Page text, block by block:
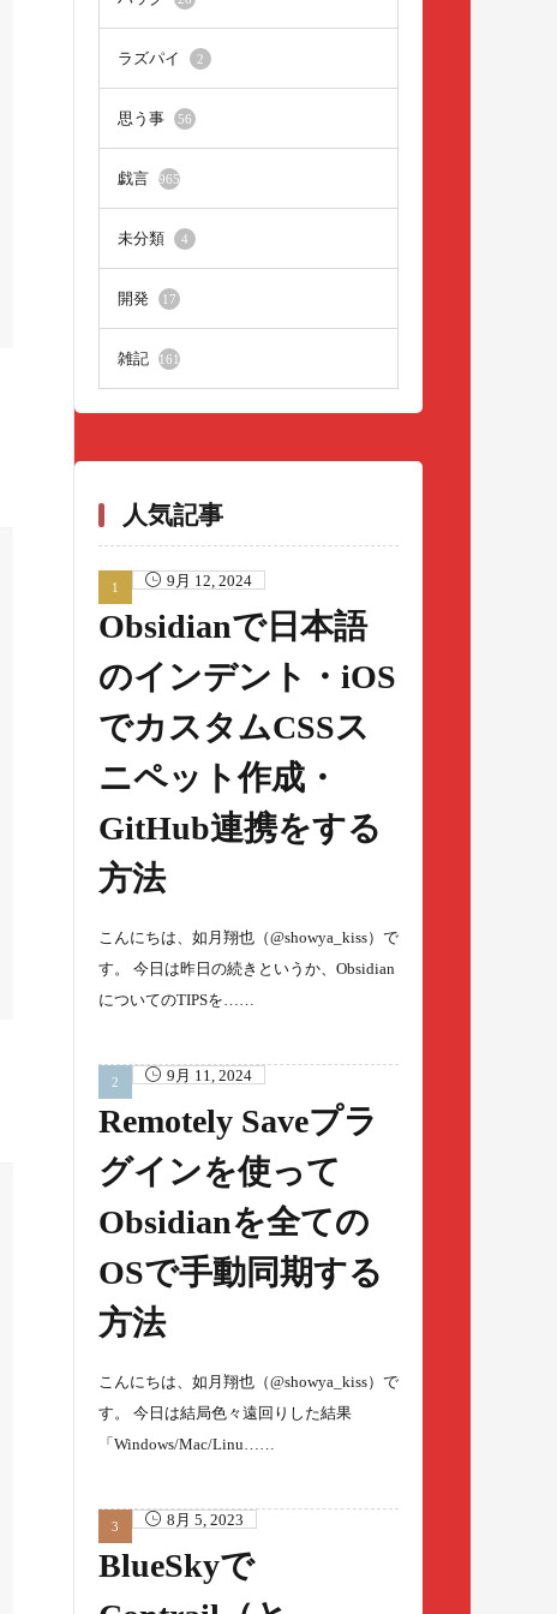
ラズパイ 2
思う事 56
戯言 965
未分類 4
開発 17
雑記 161
人気記事
9月 12, 2024
Obsidianで日本語
のインデント・iOS
でカスタムCSSス
ニペット作成・
GitHub連携をする
方法
こんにちは、如月翔也（@showya_kiss）で
す。 今日は昨日の続きというか、Obsidian
についてのTIPSを……
9月 11, 2024
Remotely Saveプラ
グインを使って
Obsidianを全ての
OSで手動同期する
方法
こんにちは、如月翔也（@showya_kiss）で
す。 今日は結局色々遠回りした結果
「Windows/Mac/Linu……
8月 5, 2023
BlueSkyで